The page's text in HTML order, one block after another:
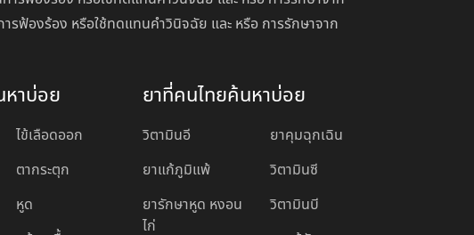
รฟ้องร้อง หรือใช้ทดแทนคำวินิจฉัย และ หรือ การรักษาจาก
หาบ่อย ยาที่คนไทยค้นหาบ่อย
ไข้เลือดออก
ตากระตุก
หูด
วิตามินอี
ยาแก้ภูมิแพ้
ยารักษาหูด หงอน
ไก่
ยาคุมฉุกเฉิน
วิตามินซี
วิตามินบี